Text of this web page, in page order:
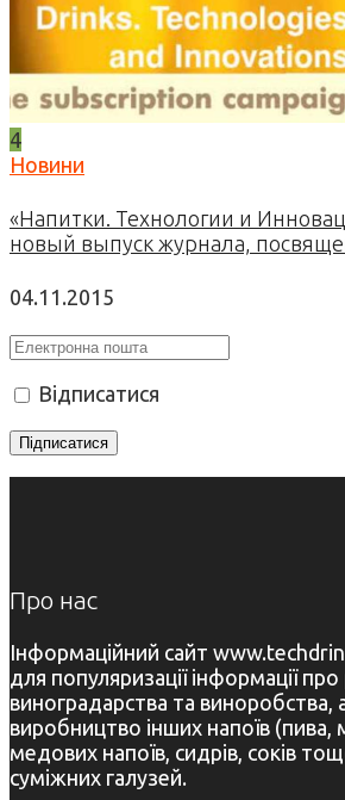
4
Новини
«Напитки. Технологии и
новый выпуск журнала,
04.11.2015
Відписатися
Про нас
Інформаційний сайт
для популяризації інформації
виноградарства та виноробства,
виробництво інших напоїв (пива,
медових напоїв, сидрів, соків
суміжних галузей.